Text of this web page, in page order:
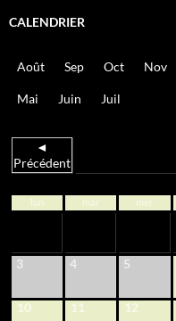
CALENDRIER
Août Sep Oct Nov
Mai Juin Juil
◄
Précédent
lun mar mer
3 4 5
10 11 12